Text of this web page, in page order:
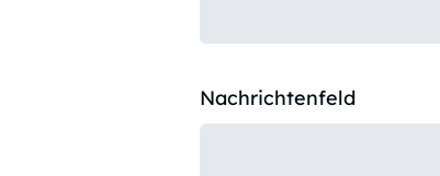
Nachrichtenfeld